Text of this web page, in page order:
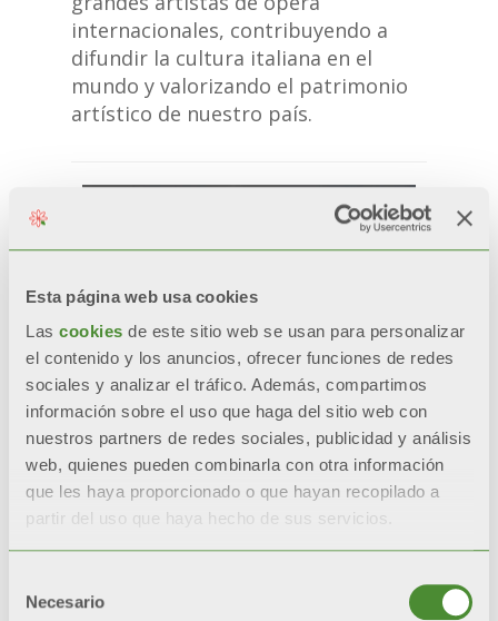
Esta página web usa cookies
Las cookies de este sitio web se usan para personalizar
el contenido y los anuncios, ofrecer funciones de redes
sociales y analizar el tráfico. Además, compartimos
información sobre el uso que haga del sitio web con
nuestros partners de redes sociales, publicidad y análisis
web, quienes pueden combinarla con otra información
que les haya proporcionado o que hayan recopilado a
partir del uso que haya hecho de sus servicios.
Necesario
internacionales, contribuyendo a
difundir la cultura italiana en el
mundo y valorizando el patrimonio
artístico de nuestro país.